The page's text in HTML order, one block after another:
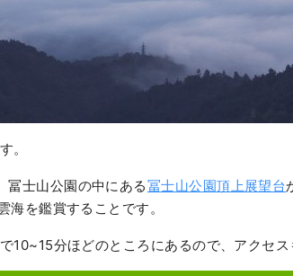
。
冨士山公園の中にある冨士山公園頂上展望台
を鑑賞することです。
10~15分ほどのところにあるので、アクセス